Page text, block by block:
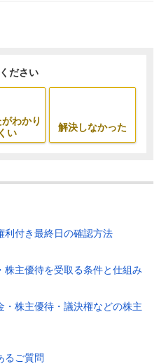
ださい
わかり
い
解決しなかった
利付き最終日の確認方法
株主優待を受取る条件と仕組み
・株主優待・議決権などの株主
るご質問